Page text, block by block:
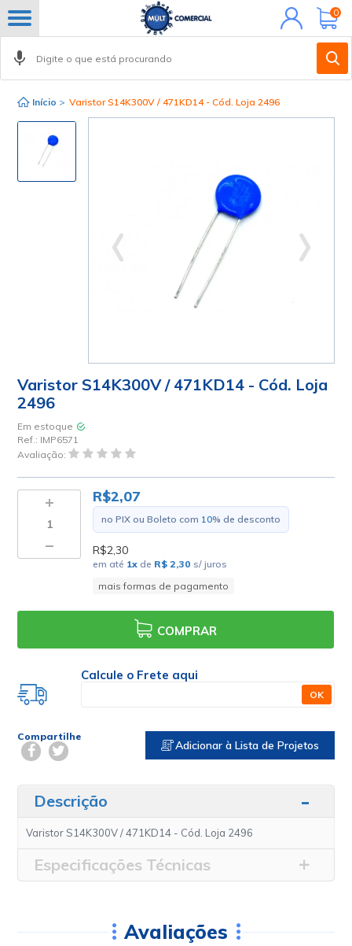
Minha
conta
0
Início > Varistor S14K300V / 471KD14 - Cód. Loja 2496
Varistor S14K300V / 471KD14 - Cód. Loja
2496
Em estoque
Ref.: IMP6571
Avaliação:
R$2,07
no PIX ou Boleto com 10% de desconto
R$2,30
em até 1x de R$ 2,30 s/ juros
mais formas de pagamento
COMPRAR
Calcule o Frete aqui
OK
Compartilhe
Adicionar à Lista de Projetos
Descrição
Varistor S14K300V / 471KD14 - Cód. Loja 2496
Especificações Técnicas
Avaliações